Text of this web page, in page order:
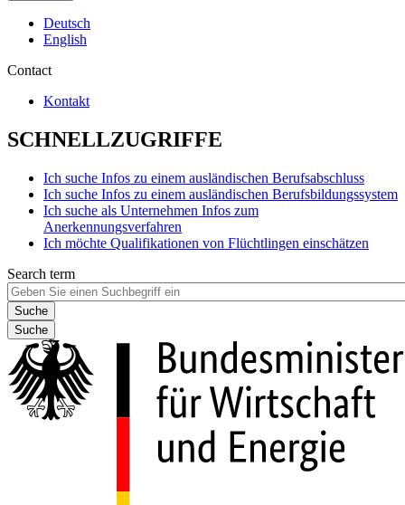
Deutsch
English
Contact
Kontakt
SCHNELLZUGRIFFE
Ich suche Infos zu einem ausländischen Berufsabschluss
Ich suche Infos zu einem ausländischen Berufsbildungssystem
Ich suche als Unternehmen Infos zum
Anerkennungsverfahren
Ich möchte Qualifikationen von Flüchtlingen einschätzen
Search term
Suche